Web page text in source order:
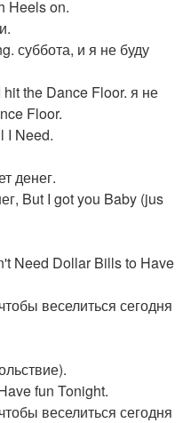
Heels on.
суббота, и я не буду
the Dance Floor. я не
Floor.
I Need.
денег.
But I got you Baby (jus
Need Dollar Bills to Have
веселиться сегодня
fun Tonight.
веселиться сегодня